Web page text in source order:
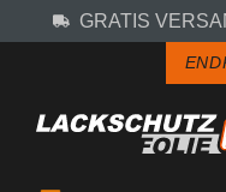
Zum Hauptinhalt
GRATIS